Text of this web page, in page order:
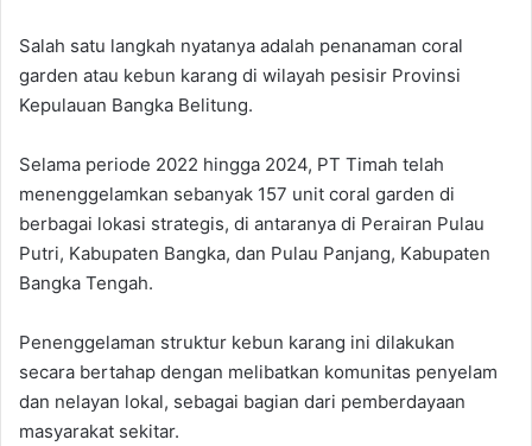
Salah satu langkah nyatanya adalah penanaman coral
garden atau kebun karang di wilayah pesisir Provinsi
Kepulauan Bangka Belitung.
Selama periode 2022 hingga 2024, PT Timah telah
menenggelamkan sebanyak 157 unit coral garden di
berbagai lokasi strategis, di antaranya di Perairan Pulau
Putri, Kabupaten Bangka, dan Pulau Panjang, Kabupaten
Bangka Tengah.
Penenggelaman struktur kebun karang ini dilakukan
secara bertahap dengan melibatkan komunitas penyelam
dan nelayan lokal, sebagai bagian dari pemberdayaan
masyarakat sekitar.